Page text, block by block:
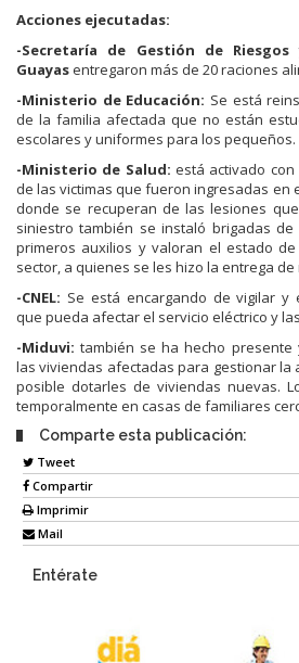
Acciones ejecutadas:
-Secretaría de Gestión de
Guayasentregaron más de 20 raciones
-Ministerio de Educación: Se está
de la familia afectada que no están
escolares y uniformes para los pequeños.
-Ministerio de Salud: está activado
de las victimas que fueron ingresadas en
donde se recuperan de las lesiones
siniestro también se instaló brigadas
primeros auxilios y valoran el estado
sector, a quienes se les hizo la entrega
-CNEL: Se está encargando de vigilar y
que pueda afectar el servicio eléctrico y
-Miduvi:también se ha hecho
las viviendas afectadas para gestionar la
posible dotarles de viviendas nuevas.
temporalmente en casas de familiares
Comparte esta publicación:
Tweet
Compartir
Imprimir
Mail
Entérate